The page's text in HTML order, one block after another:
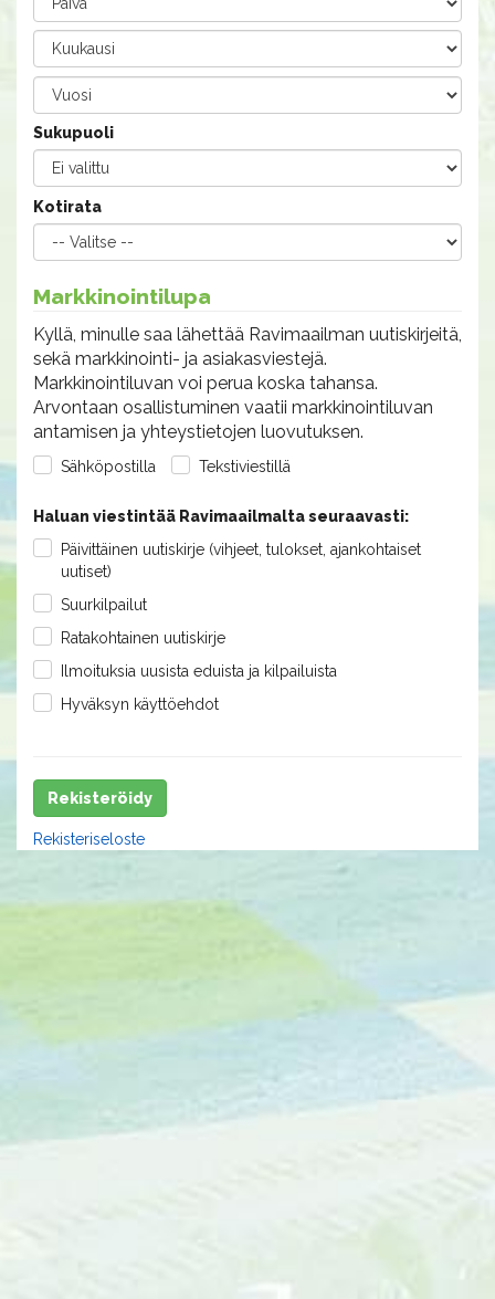
Sukupuoli
Kotirata
Markkinointilupa
Kyllä, minulle saa lähettää Ravimaailman uutiskirjeitä,
sekä markkinointi- ja asiakasviestejä.
Markkinointiluvan voi perua koska tahansa.
Arvontaan osallistuminen vaatii markkinointiluvan
antamisen ja yhteystietojen luovutuksen.
Sähköpostilla Tekstiviestillä
Haluan viestintää Ravimaailmalta seuraavasti:
Päivittäinen uutiskirje (vihjeet, tulokset, ajankohtaiset
uutiset)
Suurkilpailut
Ratakohtainen uutiskirje
Ilmoituksia uusista eduista ja kilpailuista
Hyväksyn käyttöehdot
Rekisteröidy
Rekisteriseloste